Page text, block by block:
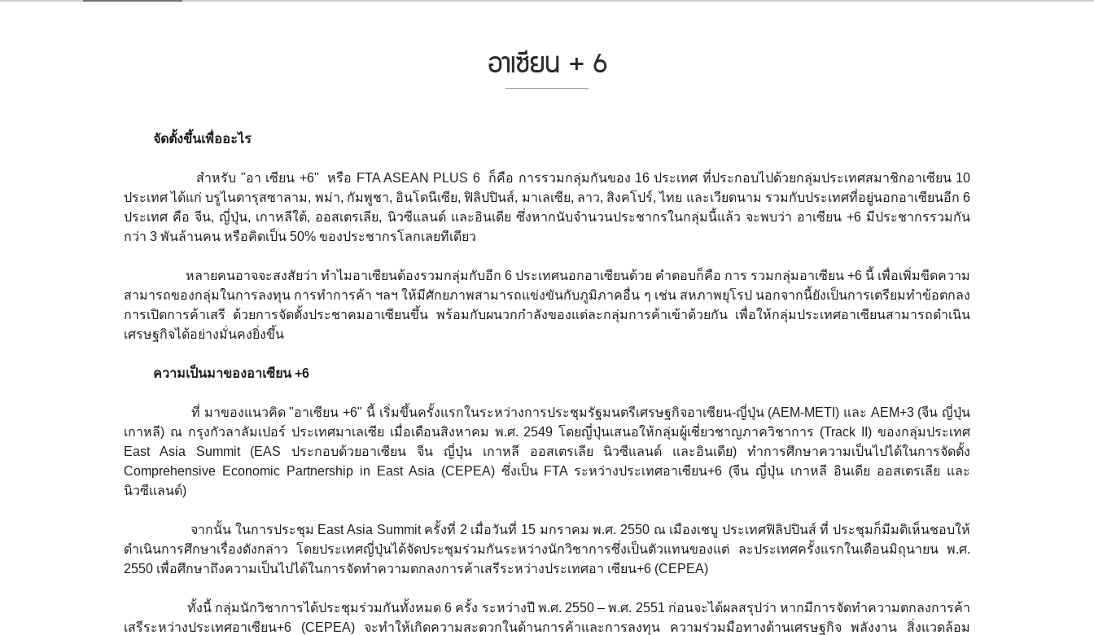
อาเซียน + 6
จัดตั้งขึ้นเพื่ออะไร
สำหรับ "อา เซียน +6" หรือ FTA ASEAN PLUS 6 ก็คือ การรวมกลุ่มกันของ 16 ประเทศ ที่ประกอบไปด้วยกลุ่มประเทศสมาชิกอาเซียน 10
ประเทศ ได้แก่ บรูไนดารุสซาลาม, พม่า, กัมพูชา, อินโดนีเซีย, ฟิลิปปินส์, มาเลเซีย, ลาว, สิงคโปร์, ไทย และเวียดนาม รวมกับประเทศที่อยู่นอกอาเซียนอีก 6
ประเทศ คือ จีน, ญี่ปุ่น, เกาหลีใต้, ออสเตรเลีย, นิวซีแลนด์ และอินเดีย ซึ่งหากนับจำนวนประชากรในกลุ่มนี้แล้ว จะพบว่า อาเซียน +6 มีประชากรรวมกัน
กว่า 3 พันล้านคน หรือคิดเป็น 50% ของประชากรโลกเลยทีเดียว
หลายคนอาจจะสงสัยว่า ทำไมอาเซียนต้องรวมกลุ่มกับอีก 6 ประเทศนอกอาเซียนด้วย คำตอบก็คือ การ รวมกลุ่มอาเซียน +6 นี้ เพื่อเพิ่มขีดความ
สามารถของกลุ่มในการลงทุน การทำการค้า ฯลฯ ให้มีศักยภาพสามารถแข่งขันกับภูมิภาคอื่น ๆ เช่น สหภาพยุโรป นอกจากนี้ยังเป็นการเตรียมทำข้อตกลง
การเปิดการค้าเสรี ด้วยการจัดตั้งประชาคมอาเซียนขึ้น พร้อมกับผนวกกำลังของแต่ละกลุ่มการค้าเข้าด้วยกัน เพื่อให้กลุ่มประเทศอาเซียนสามารถดำเนิน
เศรษฐกิจได้อย่างมั่นคงยิ่งขึ้น
ความเป็นมาของอาเซียน +6
ที่ มาของแนวคิด "อาเซียน +6" นี้ เริ่มขึ้นครั้งแรกในระหว่างการประชุมรัฐมนตรีเศรษฐกิจอาเซียน-ญี่ปุ่น (AEM-METI) และ AEM+3 (จีน ญี่ปุ่น
เกาหลี) ณ กรุงกัวลาลัมเปอร์ ประเทศมาเลเซีย เมื่อเดือนสิงหาคม พ.ศ. 2549 โดยญี่ปุ่นเสนอให้กลุ่มผู้เชี่ยวชาญภาควิชาการ (Track II) ของกลุ่มประเทศ
East Asia Summit (EAS ประกอบด้วยอาเซียน จีน ญี่ปุ่น เกาหลี ออสเตรเลีย นิวซีแลนด์ และอินเดีย) ทำการศึกษาความเป็นไปได้ในการจัดตั้ง
Comprehensive Economic Partnership in East Asia (CEPEA) ซึ่งเป็น FTA ระหว่างประเทศอาเซียน+6 (จีน ญี่ปุ่น เกาหลี อินเดีย ออสเตรเลีย และ
นิวซีแลนด์)
จากนั้น ในการประชุม East Asia Summit ครั้งที่ 2 เมื่อวันที่ 15 มกราคม พ.ศ. 2550 ณ เมืองเชบู ประเทศฟิลิปปินส์ ที่ ประชุมก็มีมติเห็นชอบให้
ดำเนินการศึกษาเรื่องดังกล่าว โดยประเทศญี่ปุ่นได้จัดประชุมร่วมกันระหว่างนักวิชาการซึ่งเป็นตัวแทนของแต่ ละประเทศครั้งแรกในเดือนมิถุนายน พ.ศ.
2550 เพื่อศึกษาถึงความเป็นไปได้ในการจัดทำความตกลงการค้าเสรีระหว่างประเทศอา เซียน+6 (CEPEA)
ทั้งนี้ กลุ่มนักวิชาการได้ประชุมร่วมกันทั้งหมด 6 ครั้ง ระหว่างปี พ.ศ. 2550 – พ.ศ. 2551 ก่อนจะได้ผลสรุปว่า หากมีการจัดทำความตกลงการค้า
เสรีระหว่างประเทศอาเซียน+6 (CEPEA) จะทำให้เกิดความสะดวกในด้านการค้าและการลงทุน ความร่วมมือทางด้านเศรษฐกิจ พลังงาน สิ่งแวดล้อม